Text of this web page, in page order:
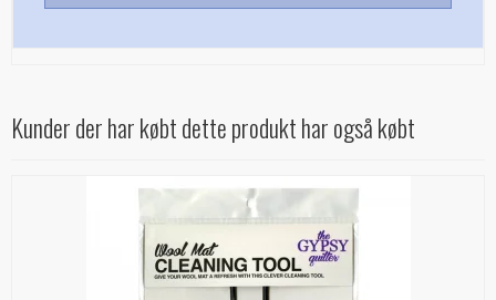
Kunder der har købt dette produkt har også købt